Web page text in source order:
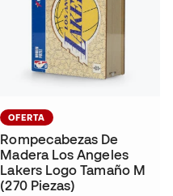
OFERTA
Rompecabezas De
Madera Los Angeles
Lakers Logo Tamaño M
(270 Piezas)